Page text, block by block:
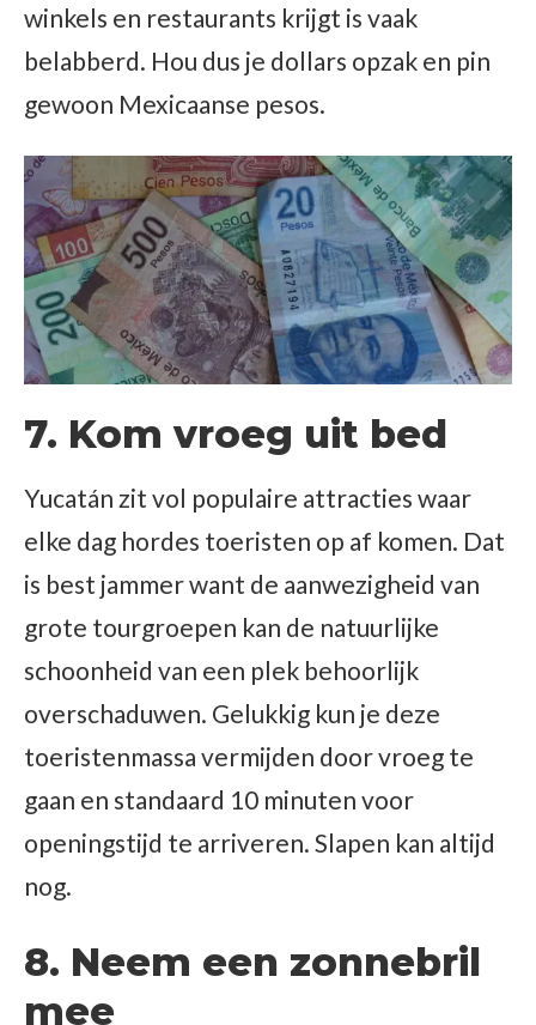
winkels en restaurants krijgt is vaak
belabberd. Hou dus je dollars opzak en pin
gewoon Mexicaanse pesos.
7. Kom vroeg uit bed
Yucatán zit vol populaire attracties waar
elke dag hordes toeristen op af komen. Dat
is best jammer want de aanwezigheid van
grote tourgroepen kan de natuurlijke
schoonheid van een plek behoorlijk
overschaduwen. Gelukkig kun je deze
toeristenmassa vermijden door vroeg te
gaan en standaard 10 minuten voor
openingstijd te arriveren. Slapen kan altijd
nog.
8. Neem een zonnebril
mee